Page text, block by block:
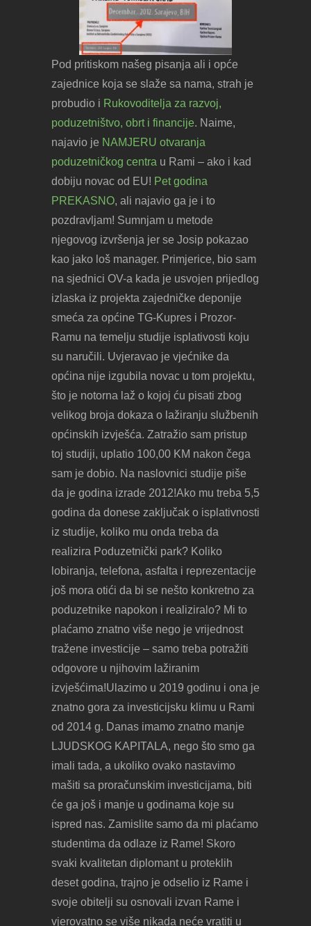
Pod pritiskom našeg pisanja ali i opće
zajednice koja se slaže sa nama, strah je
probudio i Rukovoditelja za razvoj,
poduzetništvo, obrt i financije. Naime,
najavio je NAMJERU otvaranja
poduzetničkog centra u Rami – ako i kad
dobiju novac od EU! Pet godina
PREKASNO, ali najavio ga je i to
pozdravljam! Sumnjam u metode
njegovog izvršenja jer se Josip pokazao
kao jako loš manager. Primjerice, bio sam
na sjednici OV-a kada je usvojen prijedlog
izlaska iz projekta zajedničke deponije
smeća za općine TG-Kupres i Prozor-
Ramu na temelju studije isplativosti koju
su naručili. Uvjeravao je vjećnike da
općina nije izgubila novac u tom projektu,
što je notorna laž o kojoj ću pisati zbog
velikog broja dokaza o lažiranju službenih
općinskih izvješća. Zatražio sam pristup
toj studiji, uplatio 100,00 KM nakon čega
sam je dobio. Na naslovnici studije piše
da je godina izrade 2012!Ako mu treba 5,5
godina da donese zaključak o isplativnosti
iz studije, koliko mu onda treba da
realizira Poduzetnički park? Koliko
lobiranja, telefona, asfalta i reprezentacije
još mora otići da bi se nešto konkretno za
poduzetnike napokon i realiziralo? Mi to
plaćamo znatno više nego je vrijednost
tražene investicije – samo treba potražiti
odgovore u njihovim lažiranim
izvješćima!Ulazimo u 2019 godinu i ona je
znatno gora za investicijsku klimu u Rami
od 2014 g. Danas imamo znatno manje
LJUDSKOG KAPITALA, nego što smo ga
imali tada, a ukoliko ovako nastavimo
mašiti sa proračunskim investicijama, biti
će ga još i manje u godinama koje su
ispred nas. Zamislite samo da mi plaćamo
studentima da odlaze iz Rame! Skoro
svaki kvalitetan diplomant u proteklih
deset godina, trajno je odselio iz Rame i
svoje obitelji su osnovali izvan Rame i
vjerovatno se više nikada neće vratiti u